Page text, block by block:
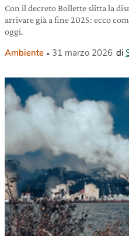
Con il decreto Bollette slitta la
arrivare già a fine 2025: ecco
oggi.
Ambiente 31 marzo 2026 di